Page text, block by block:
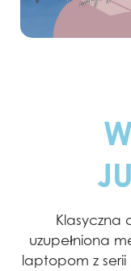
Klasyczna
uzupełniona
laptopom z